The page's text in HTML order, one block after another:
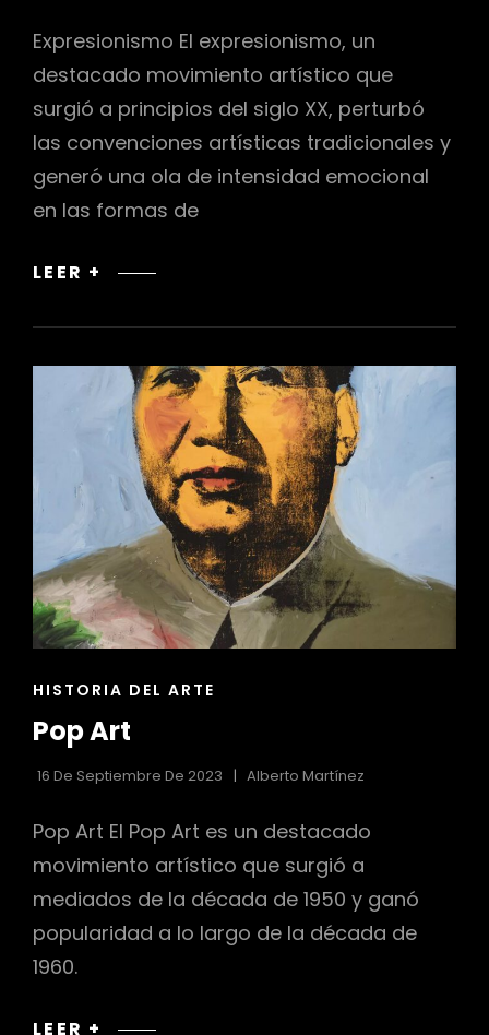
Expresionismo El expresionismo, un
destacado movimiento artístico que
surgió a principios del siglo XX, perturbó
las convenciones artísticas tradicionales y
generó una ola de intensidad emocional
en las formas de
LEER + EXPRESIONISMO
ENLACES
LAS
HISTORIA DEL ARTE
Pop Art
16 De Septiembre De 2023 Alberto Martínez
Pop Art El Pop Art es un destacado
movimiento artístico que surgió a
mediados de la década de 1950 y ganó
popularidad a lo largo de la década de
1960.
LEER + POP